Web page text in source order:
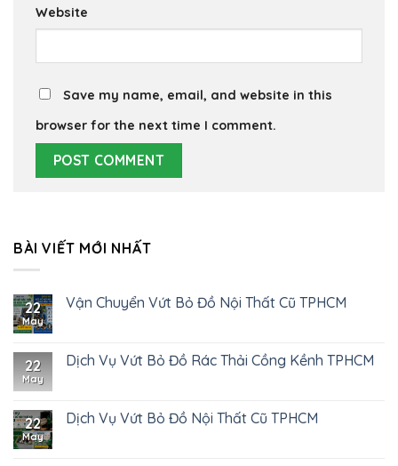
Website
Save my name, email, and website in this
browser for the next time I comment.
BÀI VIẾT MỚI NHẤT
22
May
Vận Chuyển Vứt Bỏ Đồ Nội Thất Cũ TPHCM
22
May
Dịch Vụ Vứt Bỏ Đồ Rác Thải Cồng Kềnh TPHCM
22
May
Dịch Vụ Vứt Bỏ Đồ Nội Thất Cũ TPHCM